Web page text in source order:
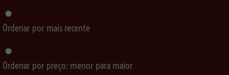
Ordenar por mais recente
Ordenar por preço: menor para maior